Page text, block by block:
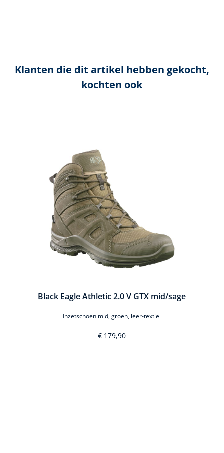
Klanten die dit artikel hebben gekocht,
kochten ook
Black Eagle Athletic 2.0 V GTX mid/sage
Inzetschoen mid, groen, leer-textiel
€ 179,90